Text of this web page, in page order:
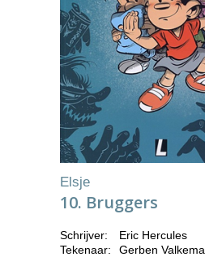
Elsje
10. Bruggers
Schrijver:
Eric Hercules
Tekenaar:
Gerben Valkema